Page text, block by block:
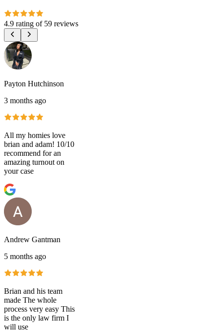
4.9 rating of 59 reviews
Payton Hutchinson
3 months ago
All my homies love
brian and adam! 10/10
recommend for an
amazing turnout on
your case
Andrew Gantman
5 months ago
Brian and his team
made The whole
process very easy This
is the only law firm I
will use